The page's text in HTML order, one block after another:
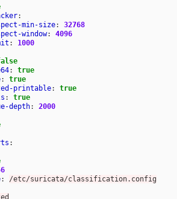
:
min-size:
32768
window:
4096
:
1000
:
true
:
true
printable:
true
:
true
depth:
2000
:
:
/etc/suricata/classification.config